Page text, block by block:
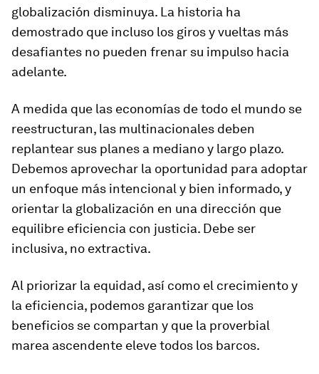
globalización disminuya. La historia ha
demostrado que incluso los giros y vueltas más
desafiantes no pueden frenar su impulso hacia
adelante.
A medida que las economías de todo el mundo se
reestructuran, las multinacionales deben
replantear sus planes a mediano y largo plazo.
Debemos aprovechar la oportunidad para adoptar
un enfoque más intencional y bien informado, y
orientar la globalización en una dirección que
equilibre eficiencia con justicia. Debe ser
inclusiva, no extractiva.
Al priorizar la equidad, así como el crecimiento y
la eficiencia, podemos garantizar que los
beneficios se compartan y que la proverbial
marea ascendente eleve todos los barcos.